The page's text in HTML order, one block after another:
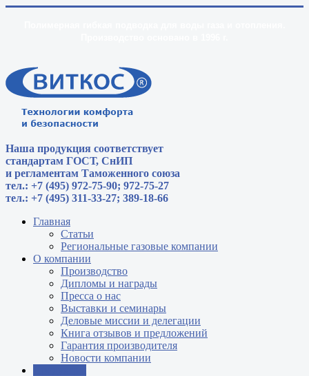
Наша продукция соответствует
стандартам ГОСТ, СнИП
и регламентам Таможенного союза
тел.: +7 (495) 972-75-90; 972-75-27
тел.: +7 (495) 311-33-27; 389-18-66
Главная
Статьи
Региональные газовые компании
О компании
Производство
Дипломы и награды
Пресса о нас
Выставки и семинары
Деловые миссии и делегации
Книга отзывов и предложений
Гарантия производителя
Новости компании